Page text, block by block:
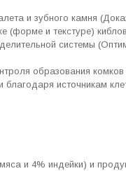
и зубного камня
(форме и текстуре)
системы
образования
источникам
и 4% индейки) и